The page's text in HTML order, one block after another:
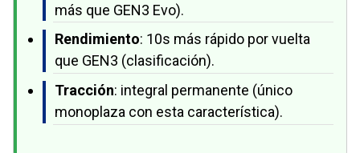
más que GEN3 Evo).
Rendimiento: 10s más rápido por vuelta
que GEN3 (clasificación).
Tracción: integral permanente (único
monoplaza con esta característica).